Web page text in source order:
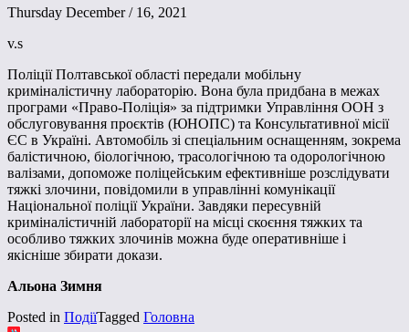
Thursday December / 16, 2021
v.s
Поліції Полтавської області передали мобільну
криміналістичну лабораторію. Вона була придбана в межах
програми «Право-Поліція» за підтримки Управління ООН з
обслуговування проєктів (ЮНОПС) та Консультативної місії
ЄС в Україні. Автомобіль зі спеціальним оснащенням, зокрема
балістичною, біологічною, трасологічною та одорологічною
валізами, допоможе поліцейським ефективніше розслідувати
тяжкі злочини, повідомили в управлінні комунікації
Національної поліції України. Завдяки пересувній
криміналістичній лабораторії на місці скоєння тяжких та
особливо тяжких злочинів можна буде оперативніше і
якісніше збирати докази.
Альона Зимня
Posted in ПодіїTagged Головна